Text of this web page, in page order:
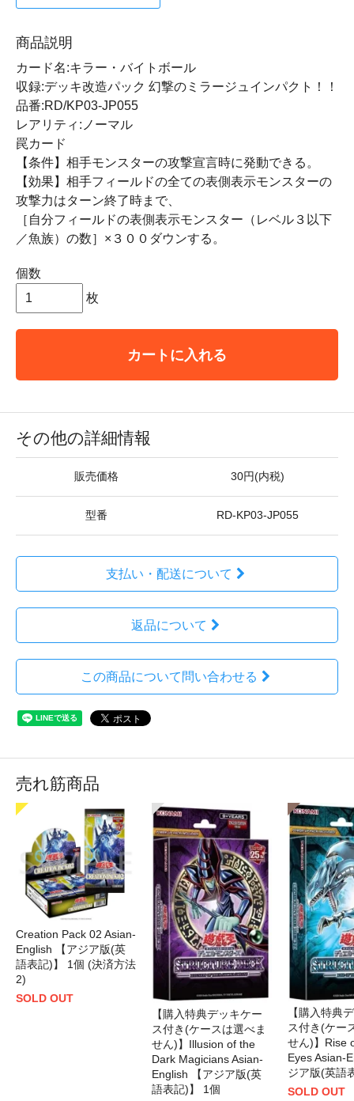
商品説明
カード名:キラー・バイトボール
収録:デッキ改造パック 幻撃のミラージュインパクト！！
品番:RD/KP03-JP055
レアリティ:ノーマル
罠カード
【条件】相手モンスターの攻撃宣言時に発動できる。
【効果】相手フィールドの全ての表側表示モンスターの
攻撃力はターン終了時まで、
［自分フィールドの表側表示モンスター（レベル３以下
／魚族）の数］×３００ダウンする。
個数
枚
カートに入れる
その他の詳細情報
販売価格 30円(内税)
型番 RD-KP03-JP055
支払い・配送について
返品について
この商品について問い合わせる
売れ筋商品
Creation Pack 02 Asian-
English 【アジア版(英
語表記)】 1個 (決済方法
2)
SOLD OUT
【購入特典デッキケー
ス付き(ケースは選べま
せん)】Illusion of the
Dark Magicians Asian-
English 【アジア版(英
語表記)】 1個
【購入特典
ス付き(ケー
せん)】Rise
Eyes Asian-
ジア版(英語
SOLD OUT